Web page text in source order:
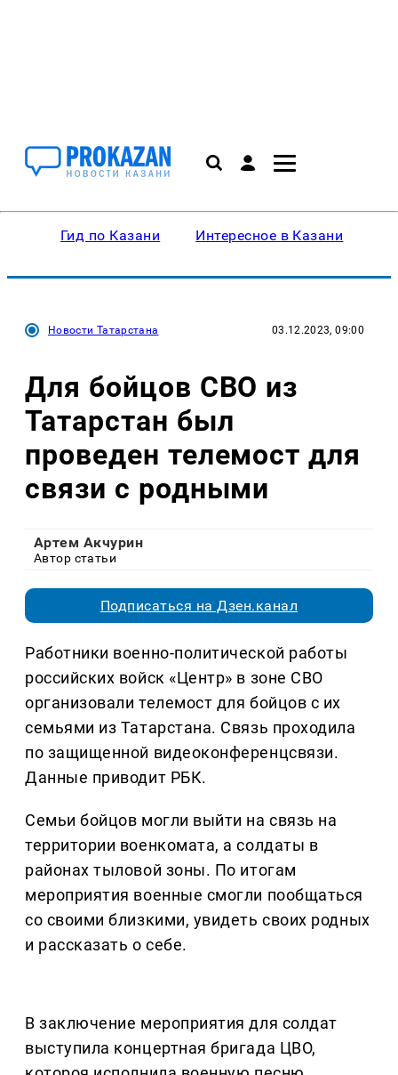
Гид по Казани Интересное в Казани
Новости Татарстана 03.12.2023, 09:00
Для бойцов СВО из
Татарстан был
проведен телемост для
связи с родными
Артем Акчурин
Автор статьи
Подписаться на Дзен.канал
Работники военно-политической работы
российских войск «Центр» в зоне СВО
организовали телемост для бойцов с их
семьями из Татарстана. Связь проходила
по защищенной видеоконференцсвязи.
Данные приводит РБК.
Семьи бойцов могли выйти на связь на
территории военкомата, а солдаты в
районах тыловой зоны. По итогам
мероприятия военные смогли пообщаться
со своими близкими, увидеть своих родных
и рассказать о себе.
В заключение мероприятия для солдат
выступила концертная бригада ЦВО,